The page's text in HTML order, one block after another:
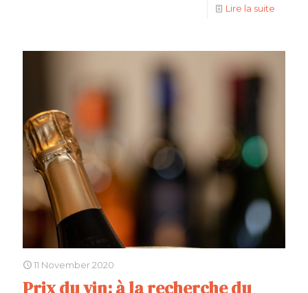
Lire la suite
11 November 2020
Prix du vin: à la recherche du